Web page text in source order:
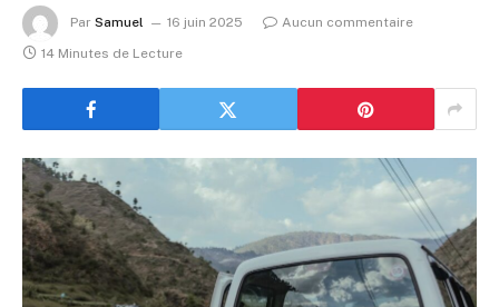
Par Samuel 16 juin 2025
Aucun commentaire
14 Minutes de Lecture